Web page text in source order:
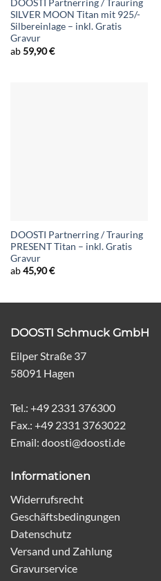
DOOSTI Partnerring / Trauring
SILVER MOON Titan mit 925/-
Silbereinlage – inkl. Gratis
Gravur
ab59,90€
DOOSTI Partnerring / Trauring
PRESENT Titan – inkl. Gratis
Gravur
ab45,90€
DOOSTI Schmuck GmbH
Eilper Straße 37
58091 Hagen
Tel.: +49 2331 376300
Fax.: +49 2331 3763022
Email: doosti@doosti.de
Informationen
Widerrufsrecht
Geschäftsbedingungen
Datenschutz
Versand und Zahlung
Gravurservice